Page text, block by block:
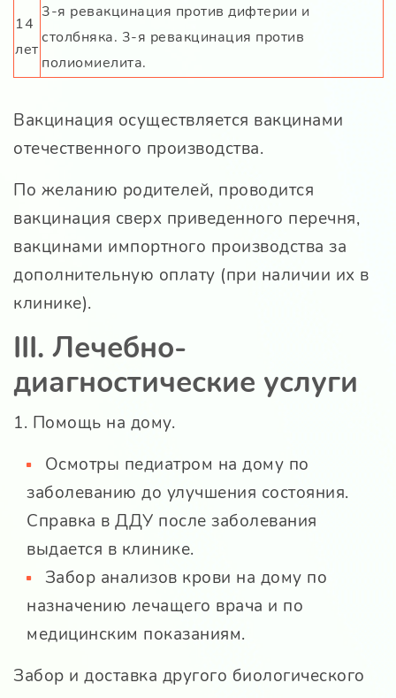
14
лет
3-я ревакцинация против дифтерии и
столбняка. 3-я ревакцинация против
полиомиелита.
Вакцинация осуществляется вакцинами
отечественного производства.
По желанию родителей, проводится
вакцинация сверх приведенного перечня,
вакцинами импортного производства за
дополнительную оплату (при наличии их в
клинике).
III. Лечебно-
диагностические услуги
1. Помощь на дому.
Осмотры педиатром на дому по
заболеванию до улучшения состояния.
Справка в ДДУ после заболевания
выдается в клинике.
Забор анализов крови на дому по
назначению лечащего врача и по
медицинским показаниям.
Забор и доставка другого биологического